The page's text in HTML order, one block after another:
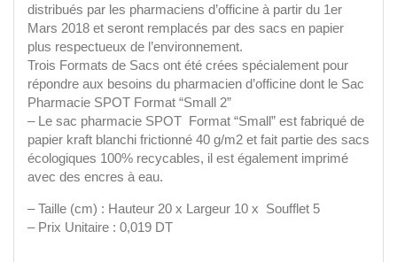
distribués par les pharmaciens d’officine à partir du 1er
Mars 2018 et seront remplacés par des sacs en papier
plus respectueux de l’environnement.
Trois Formats de Sacs ont été crées spécialement pour
répondre aux besoins du pharmacien d’officine dont le Sac
Pharmacie SPOT Format “Small 2”
– Le sac pharmacie SPOT Format “Small” est fabriqué de
papier kraft blanchi frictionné 40 g/m2 et fait partie des sacs
écologiques 100% recycables, il est également imprimé
avec des encres à eau.
– Taille (cm) : Hauteur 20 x Largeur 10 x Soufflet 5
– Prix Unitaire : 0,019 DT